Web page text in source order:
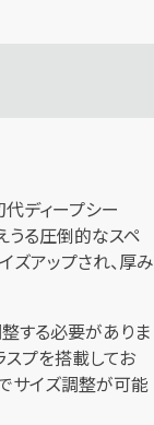
ディープシー
うる圧倒的なスペ
ズアップされ、厚み
する必要がありま
スプを搭載してお
サイズ調整が可能